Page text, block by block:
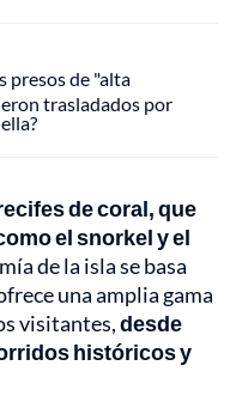
presos de "alta
trasladados por
de coral, que
el snorkel y el
de la isla se basa
una amplia gama
visitantes,desde
históricos y